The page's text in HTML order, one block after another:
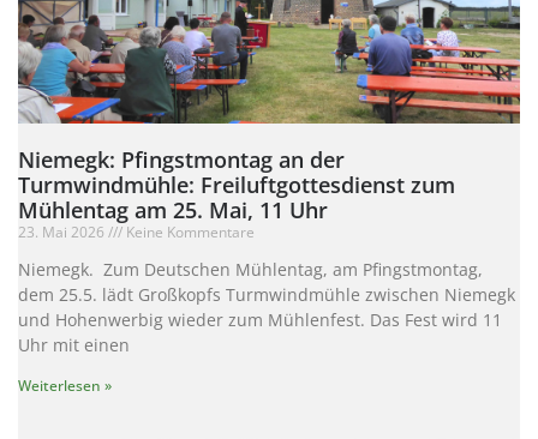
Niemegk: Pfingstmontag an der
Turmwindmühle: Freiluftgottesdienst zum
Mühlentag am 25. Mai, 11 Uhr
23. Mai 2026 Keine Kommentare
Niemegk. Zum Deutschen Mühlentag, am Pfingstmontag,
dem 25.5. lädt Großkopfs Turmwindmühle zwischen Niemegk
und Hohenwerbig wieder zum Mühlenfest. Das Fest wird 11
Uhr mit einen
Weiterlesen »